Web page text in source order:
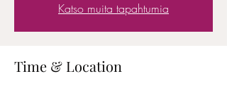
Katso muita tapahtumia
Time & Location